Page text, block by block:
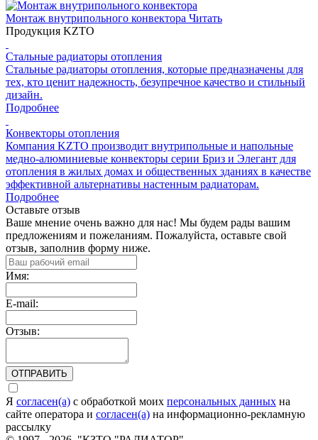
Монтаж внутрипольного конвектора Читать
Продукция KZTO
Стальные радиаторы отопления
Стальные радиаторы отопления, которые предназначены для
тех, кто ценит надежность, безупречное качество и стильный
дизайн.
Подробнее
Конвекторы отопления
Компания KZTO производит внутрипольные и напольные
медно-алюминиевые конвекторы серии Бриз и Элегант для
отопления в жилых домах и общественных зданиях в качестве
эффективной альтернативы настенным радиаторам.
Подробнее
Оставьте отзыв
Ваше мнение очень важно для нас! Мы будем рады вашим
предложениям и пожеланиям. Пожалуйста, оставьте свой
отзыв, заполнив форму ниже.
Имя:
E-mail:
Отзыв:
ОТПРАВИТЬ
Я согласен(а) c обработкой моих персональных данных на
сайте оператора и согласен(а) на информационно-рекламную
рассылку